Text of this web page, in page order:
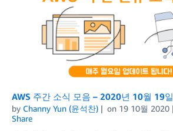
AWS 주간 소식 모음 – 2020년 10월 19일
by Channy Yun (윤석찬) on 19 10월 2020
Share